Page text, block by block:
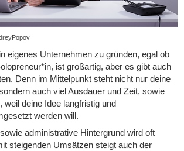
eigenes Unternehmen zu gründen, egal ob
ist großartig, aber es gibt auch
Denn im Mittelpunkt steht nicht nur deine
auch viel Ausdauer und Zeit, sowie
weil deine Idee langfristig und
werden will.
administra­tive Hintergrund wird oft
steigenden Umsätzen steigt auch der